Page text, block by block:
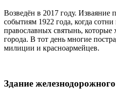
Возведён в 2017 году. Изваяние
событиям 1922 года, когда
православных святынь, которые
города. В тот день многие
милиции и красноармейцев.
Здание